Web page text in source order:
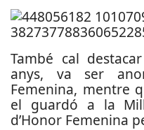
També cal
anys, va ser
Femenina, mentre
el guardó a la
d’Honor Femenina